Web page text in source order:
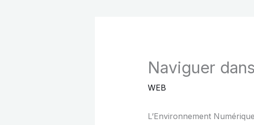
Naviguer
WEB
L’Environnement